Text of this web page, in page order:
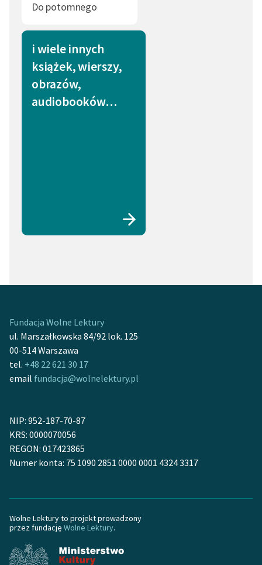
Do potomnego
i wiele innych
książek, wierszy,
obrazów,
audiobooków…
Fundacja Wolne Lektury
ul. Marszałkowska 84/92 lok. 125
00-514 Warszawa
tel. +48 22 621 30 17
email fundacja@wolnelektury.pl
NIP: 952-187-70-87
KRS: 0000070056
REGON: 017423865
Numer konta: 75 1090 2851 0000 0001 4324 3317
Wolne Lektury to projekt prowadzony
przez fundację Wolne Lektury.